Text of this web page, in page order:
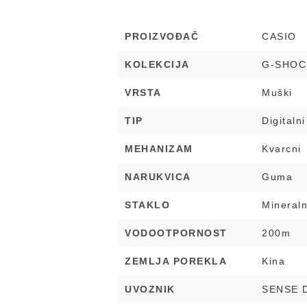
PROIZVOĐAČ CASIO
KOLEKCIJA G-
VRSTA Muški
TIP Digitalni
MEHANIZAM Kvarcni
NARUKVICA Guma
STAKLO
VODOOTPORNOST 200m
ZEMLJA POREKLA Kina
UVOZNIK SENSE